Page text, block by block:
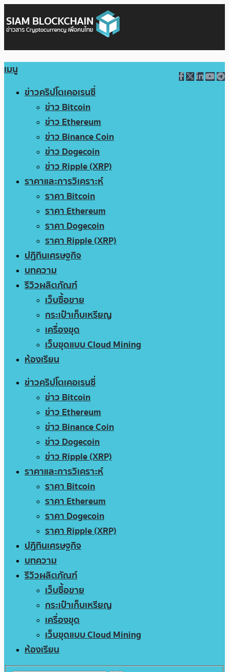
เมนู
ข่าวคริปโตเคอเรนซี่
ข่าว Bitcoin
ข่าว Ethereum
ข่าว Binance Coin
ข่าว Dogecoin
ข่าว Ripple (XRP)
ราคาและการวิเคราะห์
ราคา Bitcoin
ราคา Ethereum
ราคา Dogecoin
ราคา Ripple (XRP)
ปฏิทินเศรษฐกิจ
บทความ
รีวิวผลิตภัณฑ์
เว็บซื้อขาย
กระเป๋าเก็บเหรียญ
เครื่องขุด
เว็บขุดแบบ Cloud Mining
ห้องเรียน
ข่าวคริปโตเคอเรนซี่
ข่าว Bitcoin
ข่าว Ethereum
ข่าว Binance Coin
ข่าว Dogecoin
ข่าว Ripple (XRP)
ราคาและการวิเคราะห์
ราคา Bitcoin
ราคา Ethereum
ราคา Dogecoin
ราคา Ripple (XRP)
ปฏิทินเศรษฐกิจ
บทความ
รีวิวผลิตภัณฑ์
เว็บซื้อขาย
กระเป๋าเก็บเหรียญ
เครื่องขุด
เว็บขุดแบบ Cloud Mining
ห้องเรียน